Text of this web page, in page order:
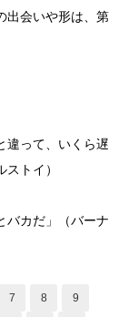
出会いや形は、第
違って、いくら遅
トイ）
バカだ」（バーナ
7 8 9